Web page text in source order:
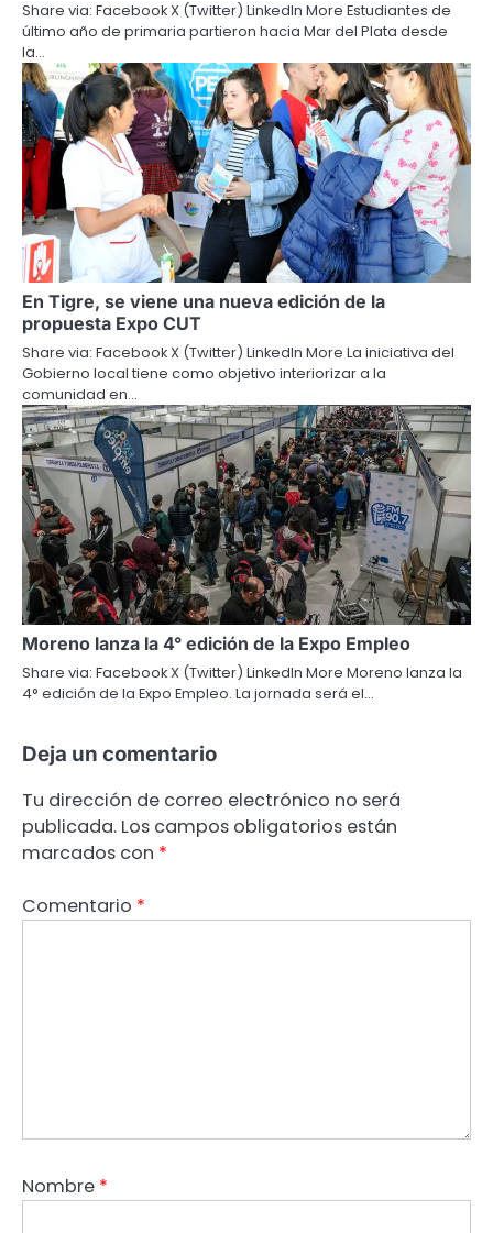
Share via: Facebook X (Twitter) LinkedIn More Estudiantes de
último año de primaria partieron hacia Mar del Plata desde
la…
En Tigre, se viene una nueva edición de la
propuesta Expo CUT
Share via: Facebook X (Twitter) LinkedIn More La iniciativa del
Gobierno local tiene como objetivo interiorizar a la
comunidad en…
Moreno lanza la 4° edición de la Expo Empleo
Share via: Facebook X (Twitter) LinkedIn More Moreno lanza la
4° edición de la Expo Empleo. La jornada será el…
Deja un comentario
Tu dirección de correo electrónico no será
publicada. Los campos obligatorios están
marcados con *
Comentario *
Nombre *